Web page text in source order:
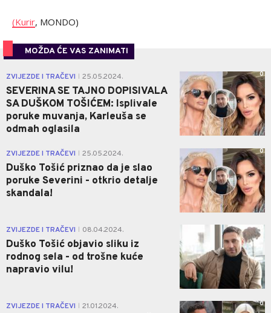
(Kurir, MONDO)
MOŽDA ĆE VAS ZANIMATI
ZVIJEZDE I TRAČEVI 25.05.2024.
SEVERINA SE TAJNO DOPISIVALA
SA DUŠKOM TOŠIĆEM: Isplivale
poruke muvanja, Karleuša se
odmah oglasila
0
ZVIJEZDE I TRAČEVI 25.05.2024.
Duško Tošić priznao da je slao
poruke Severini - otkrio detalje
skandala!
0
ZVIJEZDE I TRAČEVI 08.04.2024.
Duško Tošić objavio sliku iz
rodnog sela - od trošne kuće
napravio vilu!
ZVIJEZDE I TRAČEVI 21.01.2024. 0